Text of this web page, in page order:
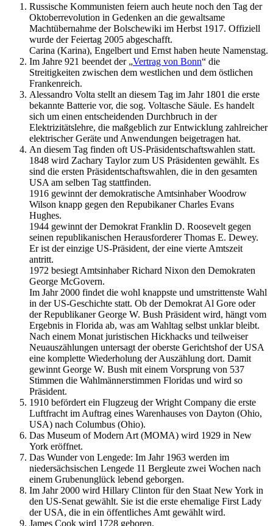
Russische Kommunisten feiern auch heute noch den Tag der
Oktoberrevolution in Gedenken an die gewaltsame
Machtübernahme der Bolschewiki im Herbst 1917. Offiziell
wurde der Feiertag 2005 abgeschafft.
Carina (Karina), Engelbert und Ernst haben heute Namenstag.
Im Jahre 921 beendet der „Vertrag von Bonn“ die
Streitigkeiten zwischen dem westlichen und dem östlichen
Frankenreich.
Alessandro Volta stellt an diesem Tag im Jahr 1801 die erste
bekannte Batterie vor, die sog. Voltasche Säule. Es handelt
sich um einen entscheidenden Durchbruch in der
Elektrizitätslehre, die maßgeblich zur Entwicklung zahlreicher
elektrischer Geräte und Anwendungen beigetragen hat.
An diesem Tag finden oft US-Präsidentschaftswahlen statt.
1848 wird Zachary Taylor zum US Präsidenten gewählt. Es
sind die ersten Präsidentschaftswahlen, die in den gesamten
USA am selben Tag stattfinden.
1916 gewinnt der demokratische Amtsinhaber Woodrow
Wilson knapp gegen den Repubikaner Charles Evans
Hughes.
1944 gewinnt der Demokrat Franklin D. Roosevelt gegen
seinen republikanischen Herausforderer Thomas E. Dewey.
Er ist der einzige US-Präsident, der eine vierte Amtszeit
antritt.
1972 besiegt Amtsinhaber Richard Nixon den Demokraten
George McGovern.
Im Jahr 2000 findet die wohl knappste und umstrittenste Wahl
in der US-Geschichte statt. Ob der Demokrat Al Gore oder
der Republikaner George W. Bush Präsident wird, hängt vom
Ergebnis in Florida ab, was am Wahltag selbst unklar bleibt.
Nach einem Monat juristischen Hickhacks und teilweiser
Neuauszählungen untersagt der oberste Gerichtshof der USA
eine komplette Wiederholung der Auszählung dort. Damit
gewinnt George W. Bush mit einem Vorsprung von 537
Stimmen die Wahlmännerstimmen Floridas und wird so
Präsident.
1910 befördert ein Flugzeug der Wright Company die erste
Luftfracht im Auftrag eines Warenhauses von Dayton (Ohio,
USA) nach Columbus (Ohio).
Das Museum of Modern Art (MOMA) wird 1929 in New
York eröffnet.
Das Wunder von Lengede: Im Jahr 1963 werden im
niedersächsischen Lengede 11 Bergleute zwei Wochen nach
einem Grubenunglück lebend geborgen.
Im Jahr 2000 wird Hillary Clinton für den Staat New York in
den US-Senat gewählt. Sie ist die erste ehemalige First Lady
der USA, die in ein öffentliches Amt gewählt wird.
James Cook wird 1728 geboren.